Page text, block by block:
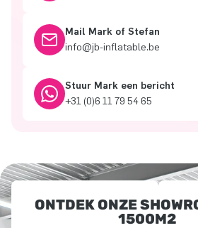
Mail Mark of Stefan
info@jb-inflatable.be
Stuur Mark een bericht
+31 (0)6 11 79 54 65
ONTDEK ONZE
1500M2